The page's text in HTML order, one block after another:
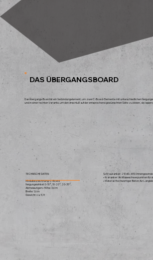
Das Übergangs-Board ist ein Verbindungelement, um zwei C-Board-Elemente mit unterschiedlichen
und in einer rechten Variante, um den Anschluß auf der entsprechend gewünschten Seite zu bilden, sie
TECHNISCHE DATEN:
Modulbezeichnung:C-Board
Neigungswinkel: 0-10°, 10-20°, 20-35°,
Abmessungen:• Höhe: 3,6 m
Breite: 1,6 m
Gewicht: ca. 5,1 t
Schraubanker: 210 stk. M10-
• Krananker: An Masseschwerpunkten für
• Material: Hochwertiger Beton, für
DAS ÜBERGANGSBOARD